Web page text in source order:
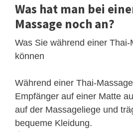
Was hat man bei
Massage noch an?
Was Sie während einer
können
Während einer Thai-
Empfänger auf einer Matte
auf der Massageliege und
bequeme Kleidung.